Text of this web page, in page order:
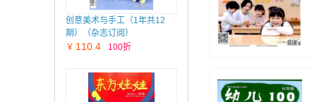
创意美术与手工（1年共12
期）（杂志订阅）
￥ 110.4 100折